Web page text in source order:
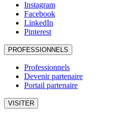
Instagram
Facebook
LinkedIn
Pinterest
PROFESSIONNELS
Professionnels
Devenir partenaire
Portail partenaire
VISITER